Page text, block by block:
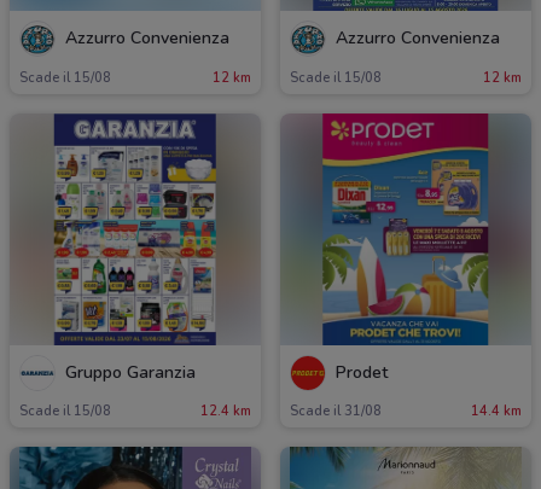
Azzurro Convenienza
Scade il 15/08 12 km
Azzurro Convenienza
Scade il 15/08 12 km
Gruppo Garanzia
Scade il 15/08 12.4 km
Prodet
Scade il 31/08 14.4 km